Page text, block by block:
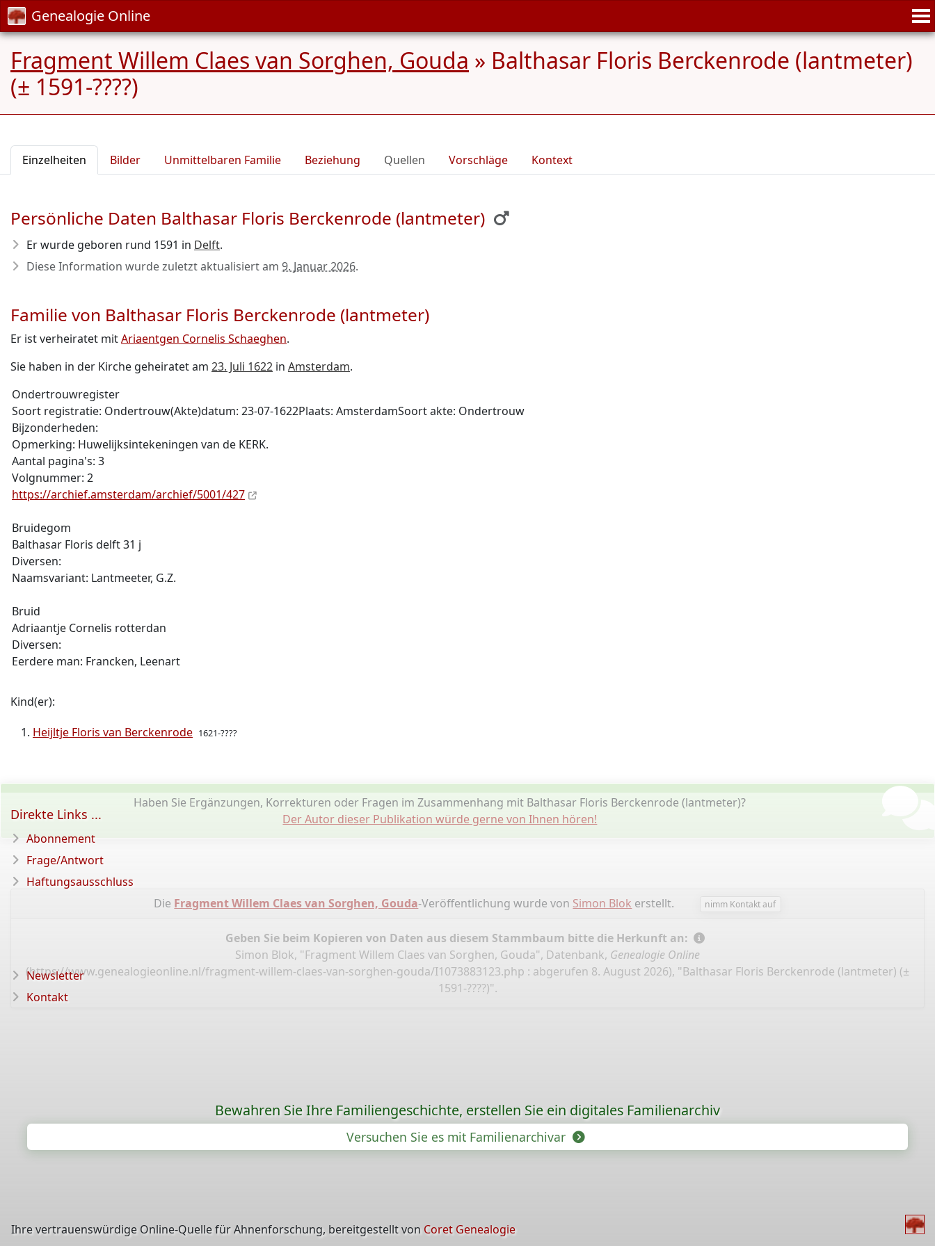
Genealogie Online
Fragment Willem Claes van Sorghen, Gouda » Balthasar Floris Berckenrode (lantmeter)
(± 1591-????)
Einzelheiten Bilder Unmittelbaren Familie Beziehung Quellen Vorschläge Kontext
Persönliche Daten Balthasar Floris Berckenrode (lantmeter)
Er wurde geboren rund 1591 in Delft.
Diese Information wurde zuletzt aktualisiert am 9. Januar 2026.
Familie von Balthasar Floris Berckenrode (lantmeter)
Er ist verheiratet mitAriaentgen Cornelis Schaeghen.
Sie haben in der Kirche geheiratet am 23. Juli 1622 in Amsterdam.
Ondertrouwregister
Soort registratie: Ondertrouw(Akte)datum: 23-07-1622Plaats: AmsterdamSoort akte: Ondertrouw
Bijzonderheden:
Opmerking: Huwelijksintekeningen van de KERK.
Aantal pagina's: 3
Volgnummer: 2
https://archief.amsterdam/archief/5001/427
Bruidegom
Balthasar Floris delft 31 j
Diversen:
Naamsvariant: Lantmeeter, G.Z.
Bruid
Adriaantje Cornelis rotterdan
Diversen:
Eerdere man: Francken, Leenart
Kind(er):
Heijltje Floris van Berckenrode 1621-????
Haben Sie Ergänzungen, Korrekturen oder Fragen im Zusammenhang mit Balthasar Floris Berckenrode (lantmeter)?
Der Autor dieser Publikation würde gerne von Ihnen hören!
Die Fragment Willem Claes van Sorghen, Gouda-Veröffentlichung wurde von Simon Blok erstellt. nimm Kontakt auf
Geben Sie beim Kopieren von Daten aus diesem Stammbaum bitte die Herkunft an:
Simon Blok, "Fragment Willem Claes van Sorghen, Gouda", Datenbank, Genealogie Online
(https://www.genealogieonline.nl/fragment-willem-claes-van-sorghen-gouda/I1073883123.php : abgerufen 8. August 2026), "Balthasar Floris Berckenrode (lantmeter) (±
1591-????)".
Direkte Links ...
Abonnement
Frage/Antwort
Haftungsausschluss
Newsletter
Kontakt
Bewahren Sie Ihre Familiengeschichte, erstellen Sie ein digitales Familienarchiv
Versuchen Sie es mit Familienarchivar
Ihre vertrauenswürdige Online-Quelle für Ahnenforschung, bereitgestellt von Coret Genealogie